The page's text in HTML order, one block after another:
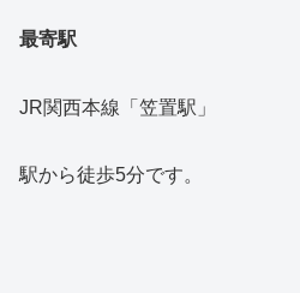
最寄駅
JR関西本線「笠置駅」
駅から徒歩5分です。